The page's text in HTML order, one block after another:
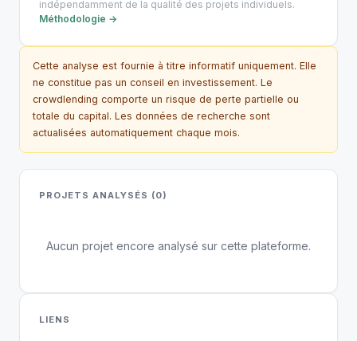
indépendamment de la qualité des projets individuels.
Méthodologie →
Cette analyse est fournie à titre informatif uniquement. Elle
ne constitue pas un conseil en investissement. Le
crowdlending comporte un risque de perte partielle ou
totale du capital. Les données de recherche sont
actualisées automatiquement chaque mois.
PROJETS ANALYSÉS (0)
Aucun projet encore analysé sur cette plateforme.
LIENS